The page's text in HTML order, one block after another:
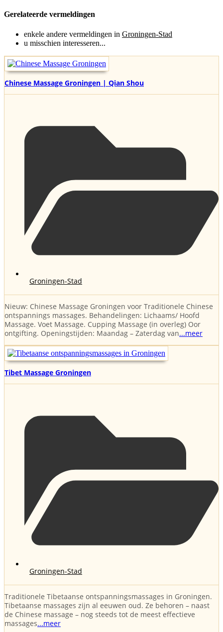
Gerelateerde vermeldingen
enkele andere vermeldingen in Groningen-Stad
u misschien interesseren...
Chinese Massage Groningen | Qian Shou
Groningen-Stad
Nieuw: Chinese Massage Groningen voor Traditionele Chinese
ontspannings massages. Behandelingen: Lichaams/ Hoofd
Massage. Voet Massage. Cupping Massage (in overleg) Oor
ontgifting. Openingstijden: Maandag – Zaterdag van...meer
Tibet Massage Groningen
Groningen-Stad
Traditionele Tibetaanse ontspanningsmassages in Groningen.
Tibetaanse massages zijn al eeuwen oud. Ze behoren – naast
de Chinese massage – nog steeds tot de meest effectieve
massages...meer